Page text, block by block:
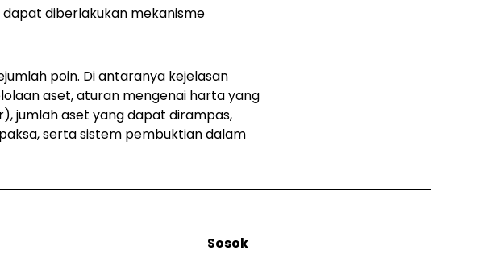
diberlakukan mekanisme
poin. Di antaranya kejelasan
aset, aturan mengenai harta yang
), jumlah aset yang dapat dirampas,
serta sistem pembuktian dalam
Sosok